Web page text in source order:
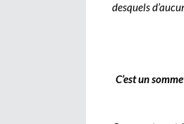
desquels
C’est un